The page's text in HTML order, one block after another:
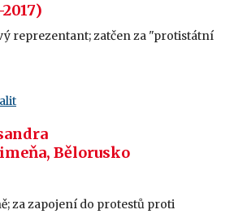
reprezentant; zatčen za "protistátní
Bělorusko
za zapojení do protestů proti